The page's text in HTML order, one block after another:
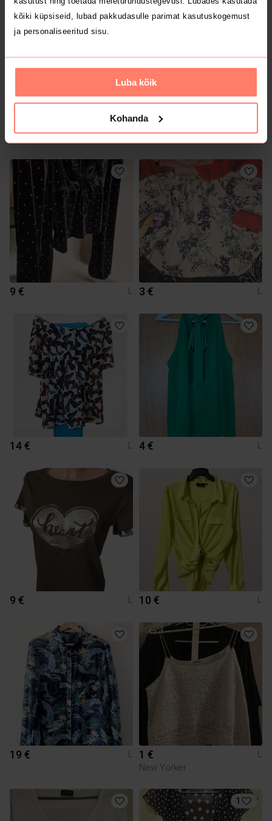
kõiki küpsiseid, lubad pakkudasulle parimat kasutuskogemust
ja personaliseeritud sisu.
Luba kõik
Kohanda
L 14 €
9 € L 3 € L
14 € L 4 € L
9 € L 10 € L
19 € L 1 €
L
New Yorker
1